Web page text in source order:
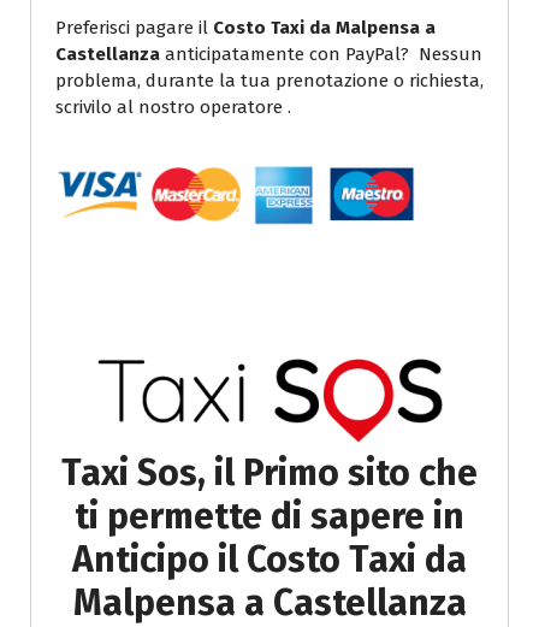
Preferisci pagare il Costo Taxi da Malpensa a
Castellanza anticipatamente con PayPal? Nessun
problema, durante la tua prenotazione o richiesta,
scrivilo al nostro operatore .
Taxi Sos, il Primo sito che
ti permette di sapere in
Anticipo il Costo Taxi da
Malpensa a Castellanza